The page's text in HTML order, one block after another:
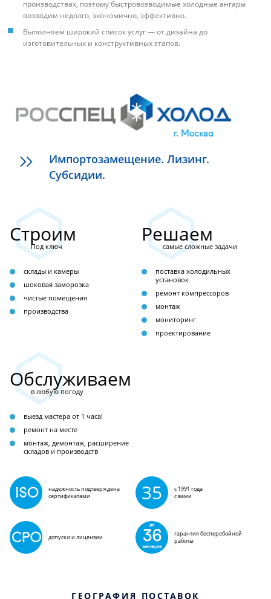
производствах, поэтому быстровозводимые холодные ангары
возводим недолго, экономично, эффективно.
Выполняем широкий список услуг — от дизайна до
изготовительных и конструктивных этапов.
Импортозамещение. Лизинг.
Субсидии.
Строим
Под ключ
склады и камеры
шоковая заморозка
чистые помещения
производства
Решаем
самые сложные задачи
поставка холодильных
установок
ремонт компрессоров
монтаж
мониторинг
проектирование
Обслуживаем
в любую погоду
выезд мастера от 1 часа!
ремонт на месте
монтаж, демонтаж, расширение
складов и производств
надежность подтверждена
сертификатами
35
с 1991 года
с вами
допуски и лицензии
гарантия бесперебойной
работы
ГЕОГРАФИЯ ПОСТАВОК